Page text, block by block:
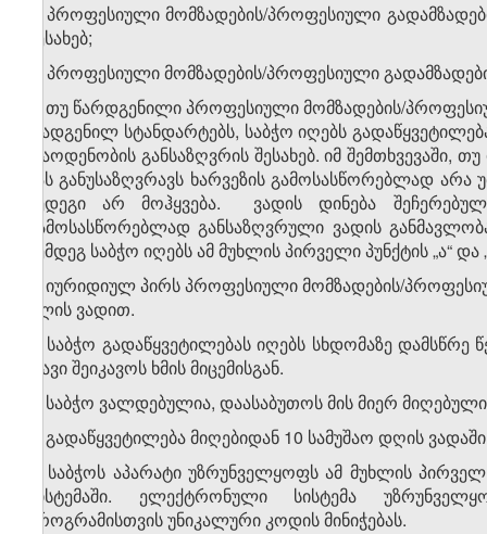
ბ) პროფესიული მომზადების/პროფესიული
შესახებ;
გ) პროფესიული მომზადების/პროფესიული
2. თუ წარდგენილი პროფესიული მომზადების/
დადგენილ სტანდარტებს, საბჭო იღებს
რაოდენობის განსაზღვრის შესახებ. იმ
მას განუსაზღვრავს ხარვეზის გამოსასწორებლად
შედეგი არ მოჰყვება. ვადის დინება
გამოსასწორებლად განსაზღვრული ვადის
შემდეგ საბჭო იღებს ამ მუხლის პირველი პუნქტის „ა“
3. იურიდიულ პირს პროფესიული მომზადების/
წლის ვადით.
4. საბჭო გადაწყვეტილებას იღებს სხდომაზე
თავი შეიკავოს ხმის მიცემისგან.
5. საბჭო ვალდებულია, დაასაბუთოს მის მიერ
6. გადაწყვეტილება მიღებიდან 10 სამუშაო დღის
7. საბჭოს აპარატი უზრუნველყოფს ამ მუხლის
სისტემაში. ელექტრონული სისტემა
პროგრამისთვის უნიკალური კოდის მინიჭებას.